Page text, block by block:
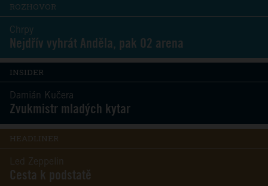
ROZHOVOR
Chrpy
Nejdřív vyhrát Anděla, pak O2 arena
INSIDER
Damián Kučera
Zvukmistr mladých kytar
HEADLINER
Led Zeppelin
Cesta k podstatě